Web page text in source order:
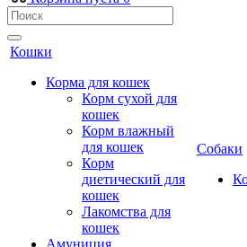
Кошки
Корма для кошек
Корм сухой для
кошек
Корм влажный
для кошек
Корм
диетический для
кошек
Лакомства для
кошек
Амуниция
Собаки